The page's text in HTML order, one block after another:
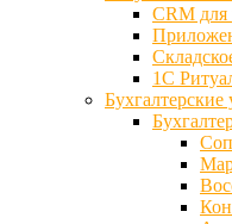
CRM для
1С
Бухгалтерские